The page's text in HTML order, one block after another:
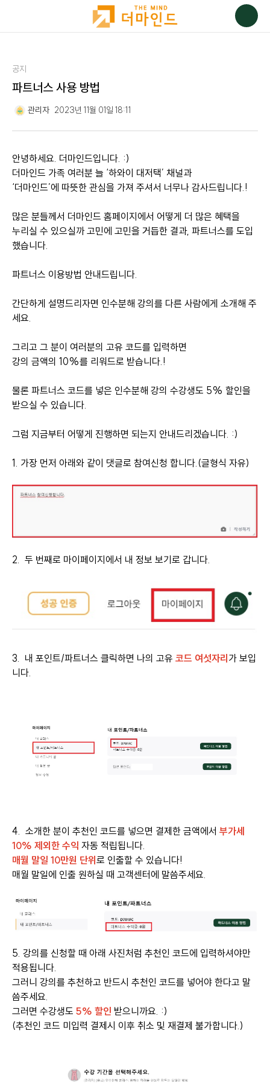
공지
파트너스 사용 방법
관리자 2023년 11월 01일 18:11
안녕하세요. 더마인드입니다. :)
더마인드 가족 여러분 늘 ‘하와이 대저택’ 채널과
‘더마인드’에 따뜻한 관심을 가져 주셔서 너무나 감사드립니다.!
많은 분들께서 더마인드 홈페이지에서 어떻게 더 많은 혜택을
누리실 수 있으실까 고민에 고민을 거듭한 결과, 파트너스를 도입
했습니다.
파트너스 이용방법 안내드립니다.
간단하게 설명드리자면 인수분해 강의를 다른 사람에게 소개해 주
세요.
그리고 그 분이 여러분의 고유 코드를 입력하면
강의 금액의 10%를 리워드로 받습니다.!
물론 파트너스 코드를 넣은 인수분해 강의 수강생도 5% 할인을
받으실 수 있습니다.
그럼 지금부터 어떻게 진행하면 되는지 안내드리겠습니다. :)
1. 가장 먼저 아래와 같이 댓글로 참여신청 합니다.(글형식 자유)
2. 두 번째로 마이페이지에서 내 정보 보기로 갑니다.
3. 내 포인트/파트너스 클릭하면 나의 고유 코드 여섯자리 가 보입
니다.
4. 소개한 분이 추천인 코드를 넣으면 결제한 금액에서 부가세
10% 제외한 수익 자동 적립됩니다.
매월 말일 10만원 단위 로 인출할 수 있습니다!
매월 말일에 인출 원하실 때 고객센터에 말씀주세요.
5. 강의를 신청할 때 아래 사진처럼 추천인 코드에 입력하셔야만
적용됩니다.
그러니 강의를 추천하고 반드시 추천인 코드를 넣어야 한다고 말
씀주세요.
그러면 수강생도 5% 할인 받으니까요. :)
(추천인 코드 미입력 결제시 이후 취소 및 재결제 불가합니다.)